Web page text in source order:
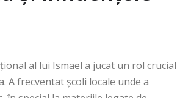
al lui Ismael a jucat un rol crucial
A frecventat școli locale unde a